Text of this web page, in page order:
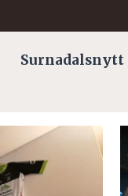
Surnadalsnytt